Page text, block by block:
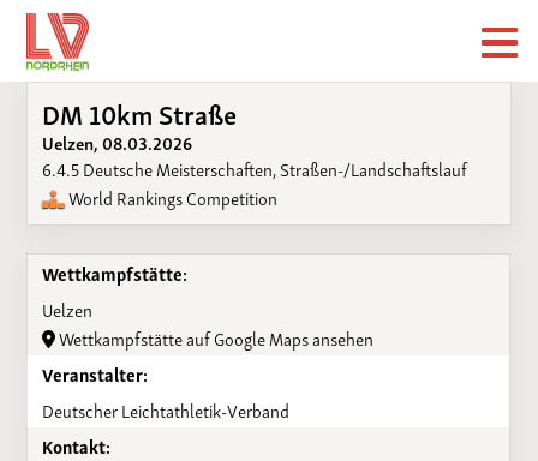
DM 10km Straße
Uelzen, 08.03.2026
6.4.5 Deutsche Meisterschaften, Straßen-/Landschaftslauf
World Rankings Competition
Wettkampfstätte:
Uelzen
Wettkampfstätte auf Google Maps ansehen
Veranstalter:
Deutscher Leichtathletik-Verband
Kontakt: